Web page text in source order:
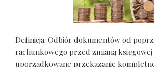
Definicja: Odbiór dokumentów od
rachunkowego przed zmianą
uporządkowane przekazanie